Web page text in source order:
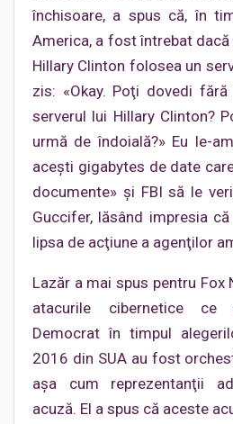
închisoare, a spus că, în
America, a fost întrebat
Hillary Clinton folosea un
zis: «Okay. Poţi dovedi
serverul lui Hillary Clinton?
urmă de îndoială?» Eu le-
aceşti gigabytes de date
documente» şi FBI să le
Guccifer, lăsând impresia
lipsa de acţiune a agenţilor
Lazăr a mai spus pentru Fox
atacurile cibernetice
Democrat în timpul
2016 din SUA au fost
aşa cum reprezentanţii
acuză. El a spus că aceste